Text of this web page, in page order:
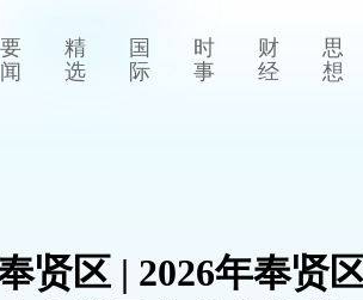
要
闻
精
选
国
际
时
事
财
经
思
想
贤区 | 2026年奉贤